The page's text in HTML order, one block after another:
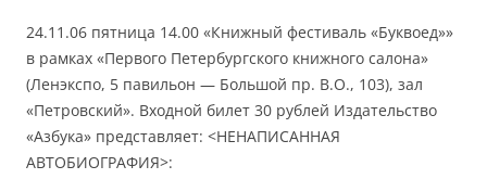
24.11.06 пятница 14.00 «Книжный фестиваль «Буквоед»»
в рамках «Первого Петербургского книжного салона»
(Ленэкспо, 5 павильон — Большой пр. В.О., 103), зал
«Петровский». Входной билет 30 рублей Издательство
«Азбука» представляет: <НЕНАПИСАННАЯ
АВТОБИОГРАФИЯ>: